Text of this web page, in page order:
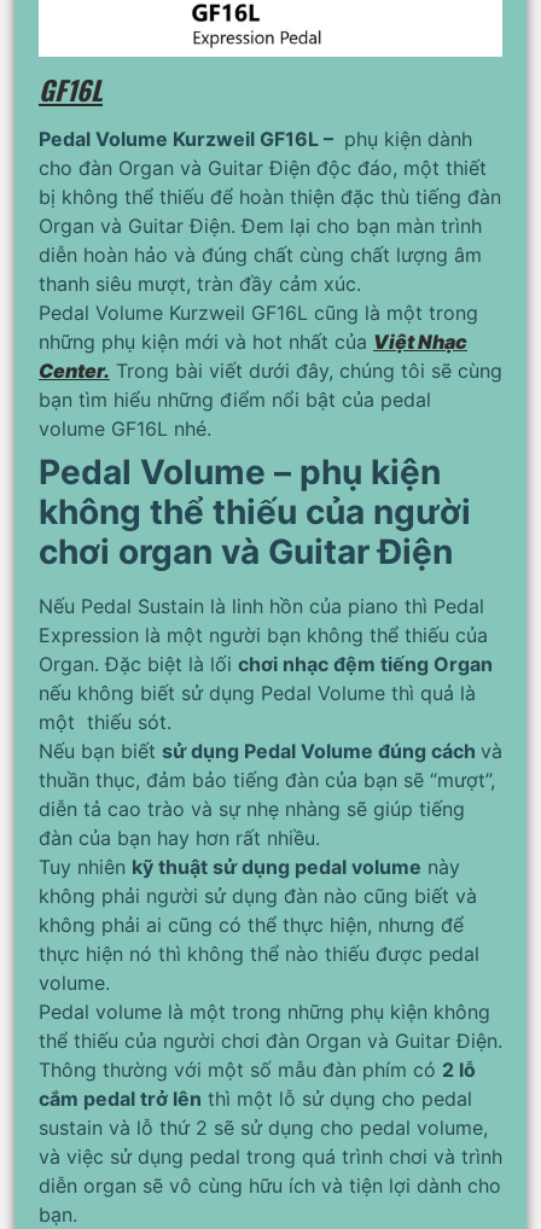
GF16L
Pedal Volume Kurzweil GF16L – phụ kiện dành
cho đàn Organ và Guitar Điện độc đáo, một thiết
bị không thể thiếu để hoàn thiện đặc thù tiếng đàn
Organ và Guitar Điện. Đem lại cho bạn màn trình
diễn hoàn hảo và đúng chất cùng chất lượng âm
thanh siêu mượt, tràn đầy cảm xúc.
Pedal Volume Kurzweil GF16L cũng là một trong
những phụ kiện mới và hot nhất của Việt Nhạc
Center. Trong bài viết dưới đây, chúng tôi sẽ cùng
bạn tìm hiểu những điểm nổi bật của pedal
volume GF16L nhé.
Pedal Volume – phụ kiện
không thể thiếu của người
chơi organ và Guitar Điện
Nếu Pedal Sustain là linh hồn của piano thì Pedal
Expression là một người bạn không thể thiếu của
Organ. Đặc biệt là lối chơi nhạc đệm tiếng Organ
nếu không biết sử dụng Pedal Volume thì quả là
một thiếu sót.
Nếu bạn biết sử dụng Pedal Volume đúng cách và
thuần thục, đảm bảo tiếng đàn của bạn sẽ “mượt”,
diễn tả cao trào và sự nhẹ nhàng sẽ giúp tiếng
đàn của bạn hay hơn rất nhiều.
Tuy nhiên kỹ thuật sử dụng pedal volume này
không phải người sử dụng đàn nào cũng biết và
không phải ai cũng có thể thực hiện, nhưng để
thực hiện nó thì không thể nào thiếu được pedal
volume.
Pedal volume là một trong những phụ kiện không
thể thiếu của người chơi đàn Organ và Guitar Điện.
Thông thường với một số mẫu đàn phím có 2 lỗ
cắm pedal trở lên thì một lỗ sử dụng cho pedal
sustain và lỗ thứ 2 sẽ sử dụng cho pedal volume,
và việc sử dụng pedal trong quá trình chơi và trình
diễn organ sẽ vô cùng hữu ích và tiện lợi dành cho
bạn.